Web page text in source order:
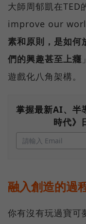
大師周郁凱在
improve our
素和原則，是如何
們的興趣甚至上癮
遊戲化八角架構。
掌握最新AI、半
時代》
融入創造的過
你有沒有玩過寶可